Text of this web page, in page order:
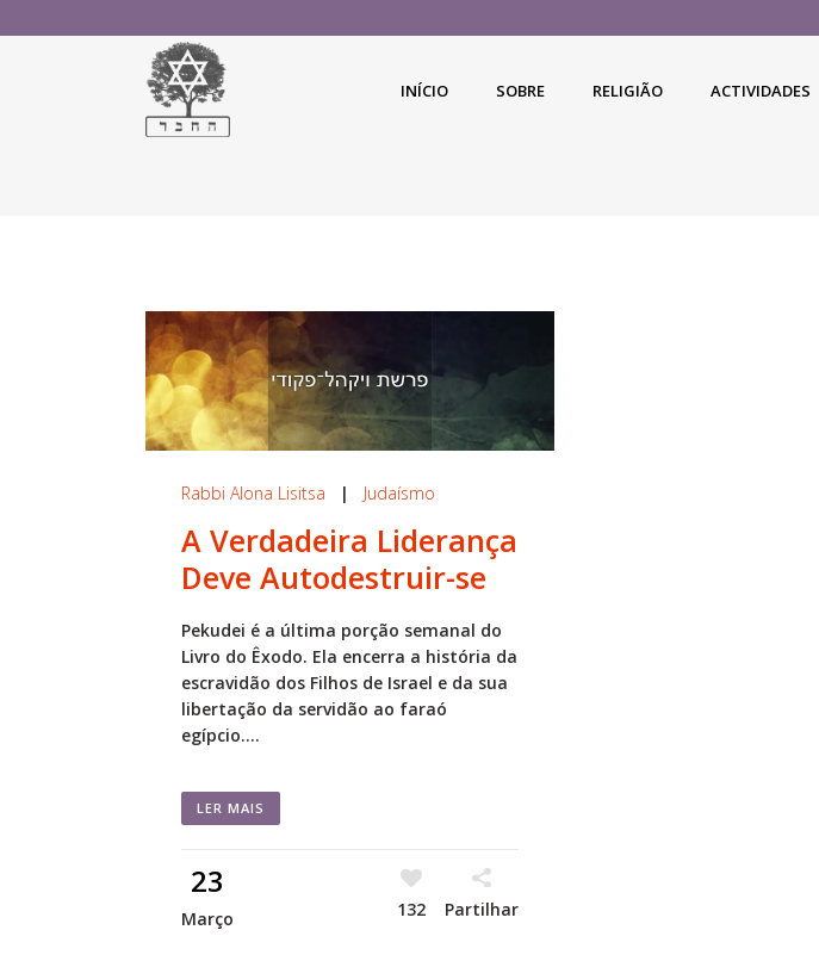
INÍCIO SOBRE RELIGIÃO ACTIVIDADES
Rabbi Alona Lisitsa | Judaísmo
A Verdadeira Liderança
Deve Autodestruir-se
Pekudei é a última porção semanal do
Livro do Êxodo. Ela encerra a história da
escravidão dos Filhos de Israel e da sua
libertação da servidão ao faraó
egípcio....
LER MAIS
23
Março 132 Partilhar